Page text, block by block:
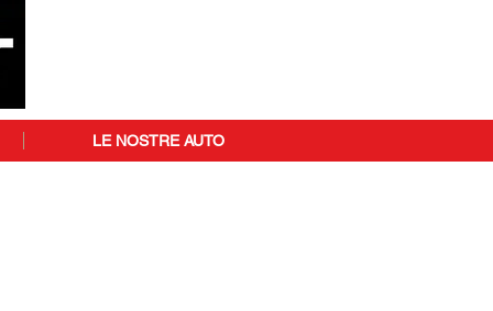
LE NOSTRE AUTO